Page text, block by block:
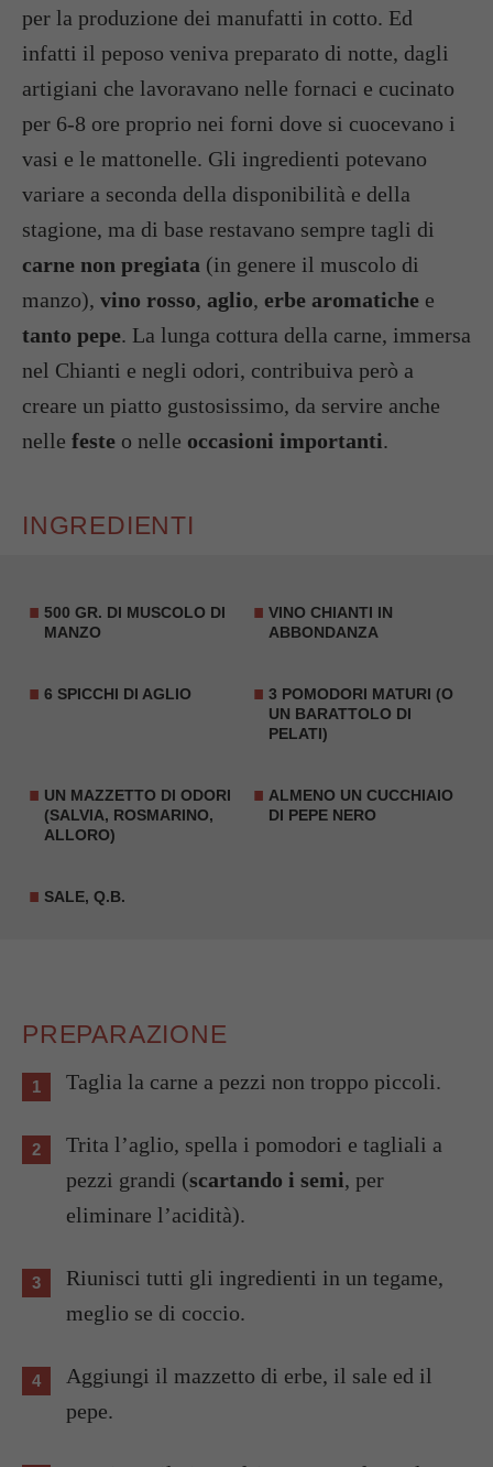
per la produzione dei manufatti in cotto. Ed
infatti il peposo veniva preparato di notte, dagli
artigiani che lavoravano nelle fornaci e cucinato
per 6-8 ore proprio nei forni dove si cuocevano i
vasi e le mattonelle. Gli ingredienti potevano
variare a seconda della disponibilità e della
stagione, ma di base restavano sempre tagli di
carne non pregiata (in genere il muscolo di
manzo), vino rosso, aglio, erbe aromatiche e
tanto pepe. La lunga cottura della carne, immersa
nel Chianti e negli odori, contribuiva però a
creare un piatto gustosissimo, da servire anche
nelle feste o nelle occasioni importanti.
INGREDIENTI
500 GR. DI MUSCOLO DI
MANZO
VINO CHIANTI IN
ABBONDANZA
6 SPICCHI DI AGLIO
3 POMODORI MATURI (O
UN BARATTOLO DI
PELATI)
UN MAZZETTO DI ODORI
(SALVIA, ROSMARINO,
ALLORO)
ALMENO UN CUCCHIAIO
DI PEPE NERO
SALE, Q.B.
PREPARAZIONE
Taglia la carne a pezzi non troppo piccoli.
Trita l’aglio, spella i pomodori e tagliali a
pezzi grandi (scartando i semi, per
eliminare l’acidità).
Riunisci tutti gli ingredienti in un tegame,
meglio se di coccio.
Aggiungi il mazzetto di erbe, il sale ed il
pepe.